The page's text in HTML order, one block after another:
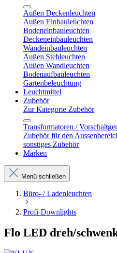
Außen Deckenleuchten
Außen Einbauleuchten
Bodeneinbauleuchten
Deckeneinbauleuchten
Wandeinbauleuchten
Außen Stehleuchten
Außen Wandleuchten
Bodenaufbauleuchten
Gartenbeleuchtung
Leuchtmittel
Zubehör
Zur Kategorie Zubehör
Transformatoren /
Zubehör für den
sonstiges Zubehör
Marken
Menü schließen
Büro- / Ladenleuchten
Profi-Downlights
Flo LED dreh/